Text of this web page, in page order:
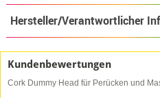
Hersteller/Verantwortlicher
Kundenbewertungen
Cork Dummy Head für Perücken und